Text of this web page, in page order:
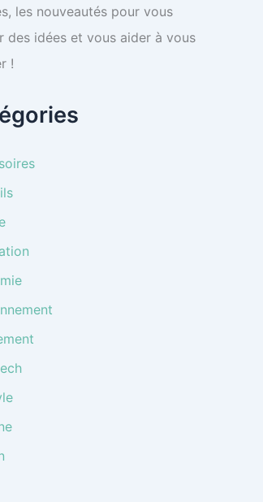
les nouveautés pour vous
des idées et vous aider à vous
!